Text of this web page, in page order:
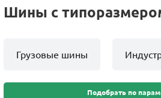
Шины с
Грузовые шины
Подобрать по